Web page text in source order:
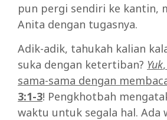
pun pergi sendiri ke kantin,
Anita dengan tugasnya.
Adik-adik, tahukah kalian
suka dengan ketertiban? Yuk
sama-sama dengan
3:1-3! Pengkhotbah
waktu untuk segala hal. Ada